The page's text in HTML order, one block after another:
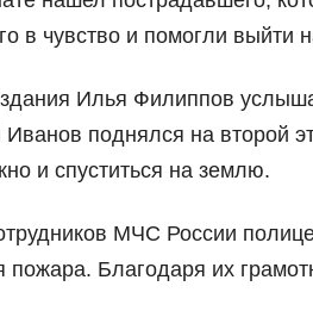
в чувство и помогли выйти
Илья Филиппов
Иванов поднялся на второй
и спуститься на землю.
МЧС России
пожара. Благодаря их